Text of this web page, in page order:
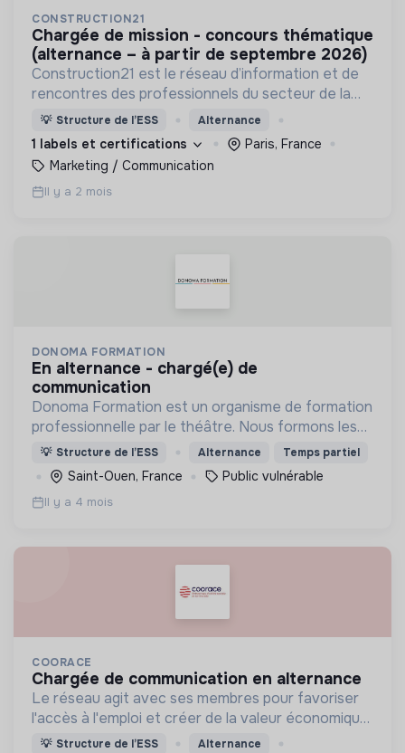
CONSTRUCTION21
chargée de mission - concours thématique
(alternance – à partir de septembre 2026)
Construction21 est le réseau d’information et de
rencontres des professionnels du secteur de la
construction durable.
💡 Structure de l’ESS Alternance
1 labels et certifications
Paris, France
Marketing / Communication
Il y a 2 mois
DONOMA FORMATION
en alternance - chargé(e) de
communication
Donoma Formation est un organisme de formation
professionnelle par le théâtre. Nous formons les
professionnels qui accompagnent les publics
vulnérables (gérontologie, handicap et grande
précarité).
💡 Structure de l’ESS Alternance Temps partiel
Saint-Ouen, France Public vulnérable
Il y a 4 mois
COORACE
chargée de communication en alternance
Le réseau agit avec ses membres pour favoriser
l'accès à l'emploi et créer de la valeur économique,
sociale et écologique dans les territoires.
💡 Structure de l’ESS Alternance